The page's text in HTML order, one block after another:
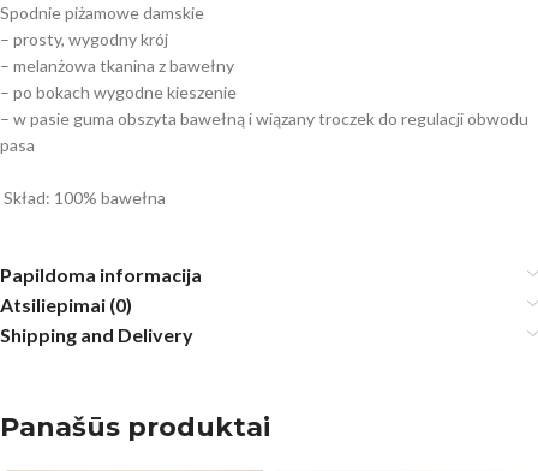
Spodnie piżamowe damskie
– prosty, wygodny krój
– melanżowa tkanina z bawełny
– po bokach wygodne kieszenie
– w pasie guma obszyta bawełną i wiązany troczek do regulacji obwodu
pasa
Skład: 100% bawełna
Papildoma informacija
Atsiliepimai (0)
Shipping and Delivery
Panašūs produktai